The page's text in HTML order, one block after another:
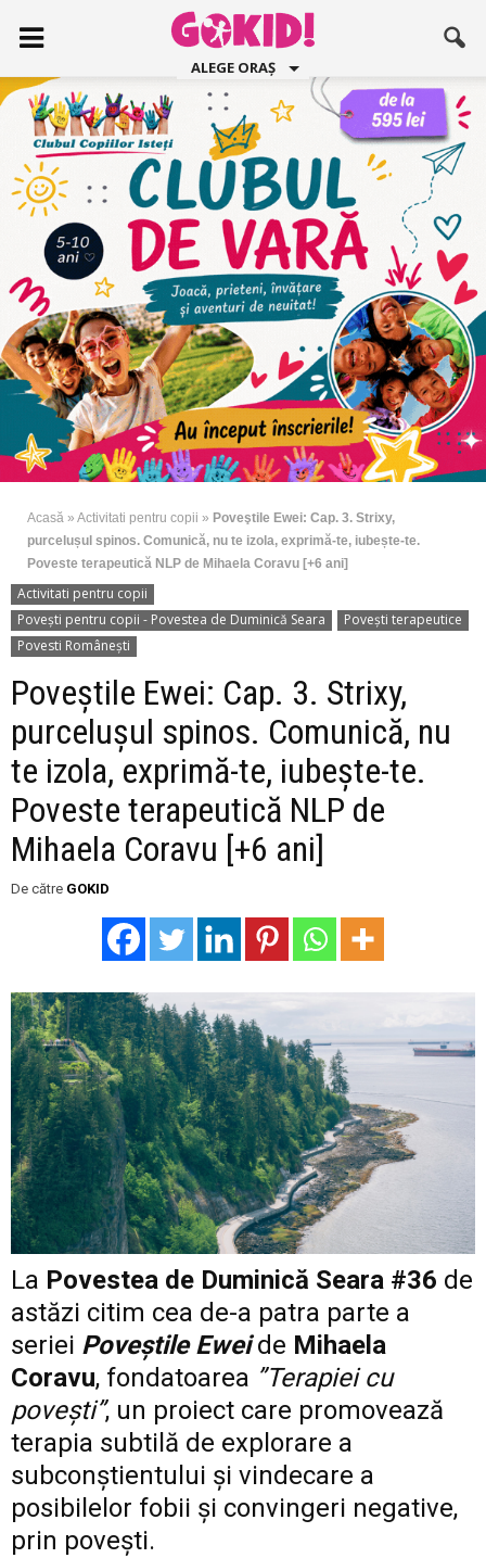
ALEGE ORAȘ
Acasă » Activitati pentru copii » Poveştile Ewei: Cap. 3. Strixy,
purcelușul spinos. Comunică, nu te izola, exprimă-te, iubește-te.
Poveste terapeutică NLP de Mihaela Coravu [+6 ani]
Activitati pentru copii
Povești pentru copii - Povestea de Duminică Seara
Povești terapeutice
Povesti Românești
Poveştile Ewei: Cap. 3. Strixy,
purcelușul spinos. Comunică, nu
te izola, exprimă-te, iubește-te.
Poveste terapeutică NLP de
Mihaela Coravu [+6 ani]
De către GOKID
La Povestea de Duminică Seara #36 de
astăzi citim cea de-a patra parte a
seriei Poveştile Eweide Mihaela
Coravu, fondatoarea ”Terapiei cu
povești”, un proiect care promovează
terapia subtilă de explorare a
subconștientului și vindecare a
posibilelor fobii și convingeri negative,
prin povești.